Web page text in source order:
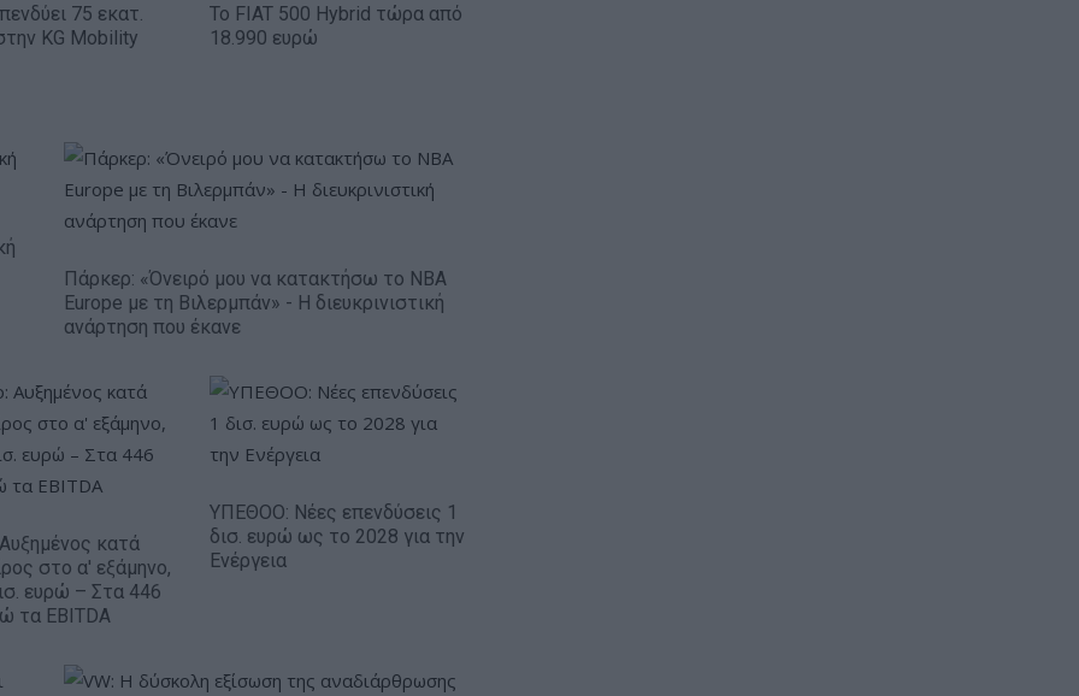
75 εκατ.
KG Mobility
Το FIAT 500 Hybrid τώρα από
18.990 ευρώ
Πάρκερ: «Όνειρό μου να κατακτήσω το ΝΒΑ
Europe με τη Βιλερμπάν» - Η διευκρινιστική
ανάρτηση που έκανε
κατά
στο α' εξάμηνο,
ευρώ – Στα 446
τα EBITDA
ΥΠΕΘΟΟ: Νέες επενδύσεις 1
δισ. ευρώ ως το 2028 για την
Ενέργεια